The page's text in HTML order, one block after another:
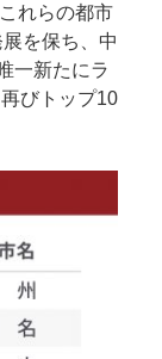
れらの都市
を保ち、中
一新たにラ
びトップ10